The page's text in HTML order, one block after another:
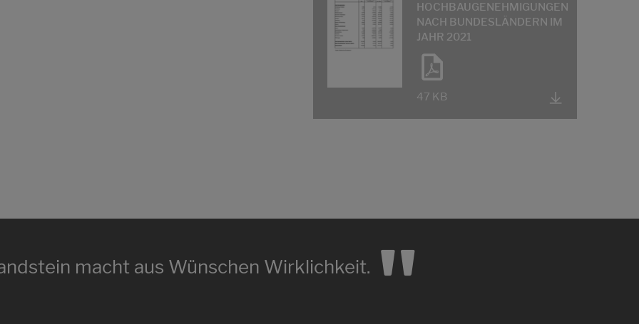
HOCHBAUGENEHMIGUNGEN
NACH BUNDESLÄNDERN IM
JAHR 2021
47 KB
macht aus Wünschen Wirklichkeit. "